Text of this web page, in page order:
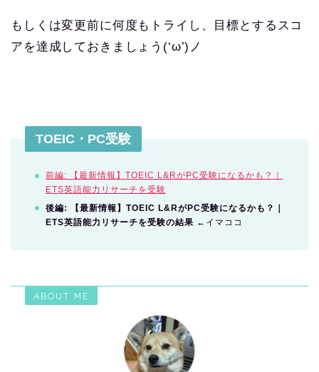
もしくは変更前に何度もトライし、目標とするスコ
アを達成しておきましょう(‘ω’)ノ
TOEIC・PC受験
前編: 【最新情報】TOEIC L&RがPC受験になるかも？｜
ETS英語能力リサーチを受験
後編: 【最新情報】TOEIC L&RがPC受験になるかも？｜
ETS英語能力リサーチを受験の結果 ←イマココ
ABOUT ME